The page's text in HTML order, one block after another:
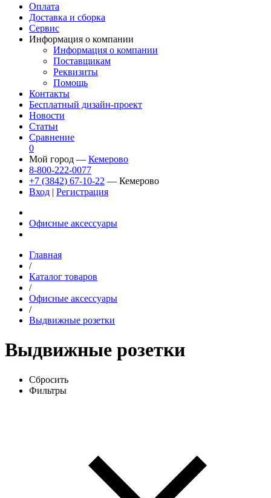
Оплата
Доставка и сборка
Сервис
Информация о компании
Информация о компании
Поставщикам
Реквизиты
Помощь
Контакты
Бесплатный дизайн-проект
Новости
Статьи
Сравнение
0
Мой город — Кемерово
8-800-222-0077
+7 (3842) 67-10-22 — Кемерово
Вход | Регистрация
Офисные аксессуары
Главная
/
Каталог товаров
/
Офисные аксессуары
/
Выдвижные розетки
Выдвижные розетки
Сбросить
Фильтры